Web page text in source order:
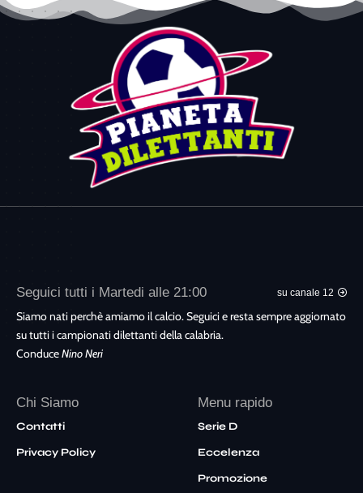
Seguici tutti i Martedi alle 21:00 su canale 12
Siamo nati perchè amiamo il calcio. Seguici e resta sempre aggiornato
su tutti i campionati dilettanti della calabria.
ConduceNino Neri
Chi Siamo
Contatti
Privacy Policy
Menu rapido
Serie D
Eccelenza
Promozione